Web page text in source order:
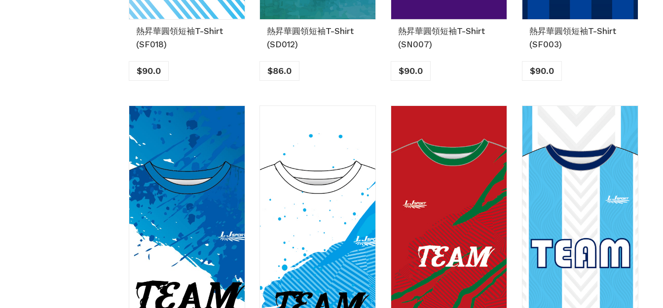
熱昇華圓領短袖T-Shirt
(SF018)
$90.0
熱昇華圓領短袖T-Shirt
(SD012)
$86.0
熱昇華圓領短袖T-Shirt
(SN007)
$90.0
熱昇華圓領短袖T-Shirt
(SF003)
$90.0